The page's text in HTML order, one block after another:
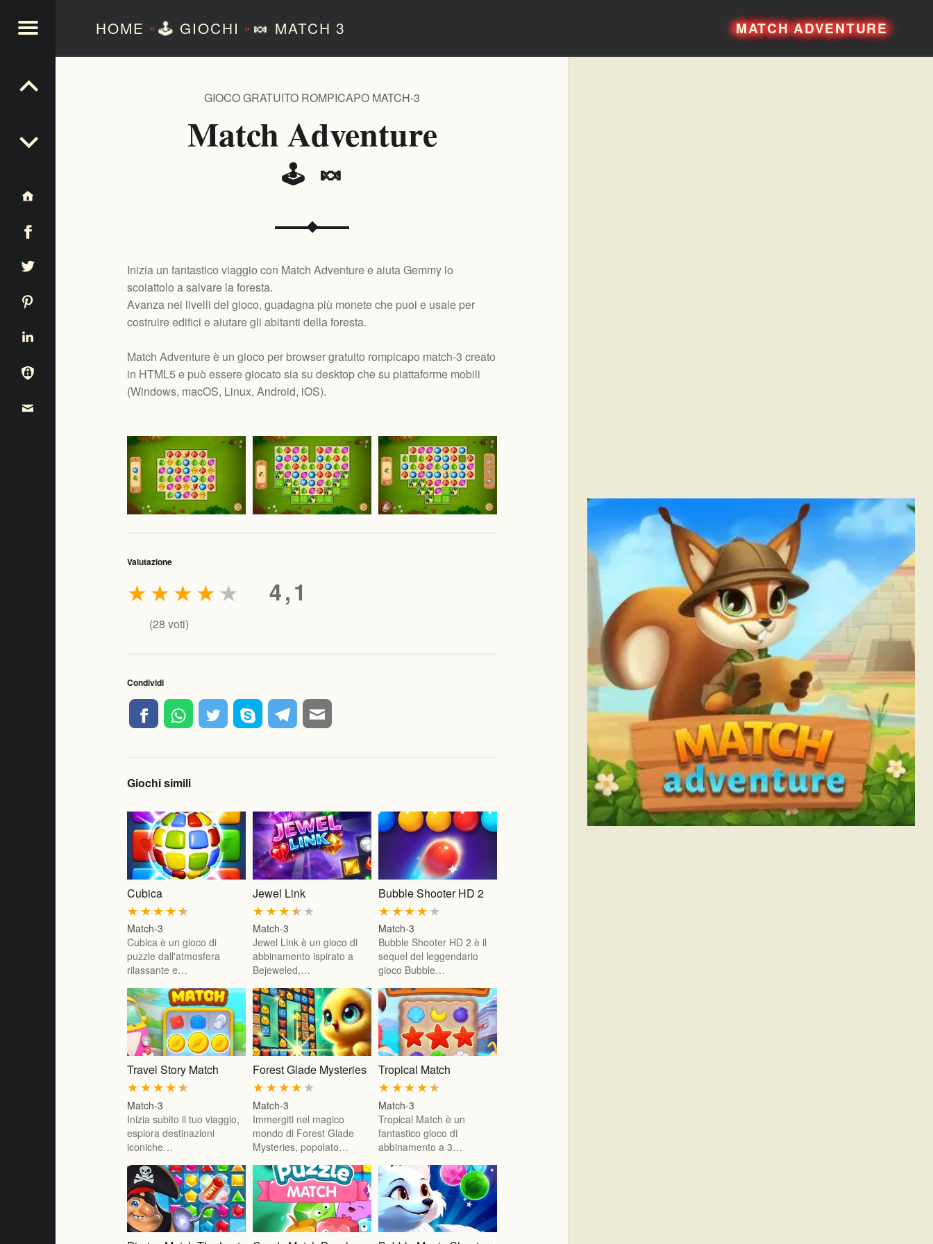
HOME »🕹️ GIOCHI » 🍬 MATCH 3 MATCH ADVENTURE
Match Adventure
🕹️ 🍬
GIOCO GRATUITO ROMPICAPO MATCH-3
Inizia un fantastico viaggio con Match Adventure e aiuta Gemmy lo
scoiattolo a salvare la foresta.
Avanza nei livelli del gioco, guadagna più monete che puoi e usale per
costruire edifici e aiutare gli abitanti della foresta.
Match Adventure è un gioco per browser gratuito rompicapo match-3 creato
in HTML5 e può essere giocato sia su desktop che su piattaforme mobili
(Windows, macOS, Linux, Android, iOS).
Valutazione
4,1
★
★
★
★
★
(28 voti)
Condividi
Giochi simili
Cubica
★
★
★
★
★
Match-3
Cubica è un gioco di
puzzle dall'atmosfera
rilassante e…
Jewel Link
★
★
★
★
★
Match-3
Jewel Link è un gioco di
abbinamento ispirato a
Bejeweled,…
Bubble Shooter HD 2
★
★
★
★
★
Match-3
Bubble Shooter HD 2 è il
sequel del leggendario
gioco Bubble…
Travel Story Match
★
★
★
★
★
Match-3
Inizia subito il tuo viaggio,
esplora destinazioni
iconiche…
Forest Glade Mysteries
★
★
★
★
★
Match-3
Immergiti nel magico
mondo di Forest Glade
Mysteries, popolato…
Tropical Match
★
★
★
★
★
Match-3
Tropical Match è un
fantastico gioco di
abbinamento a 3…